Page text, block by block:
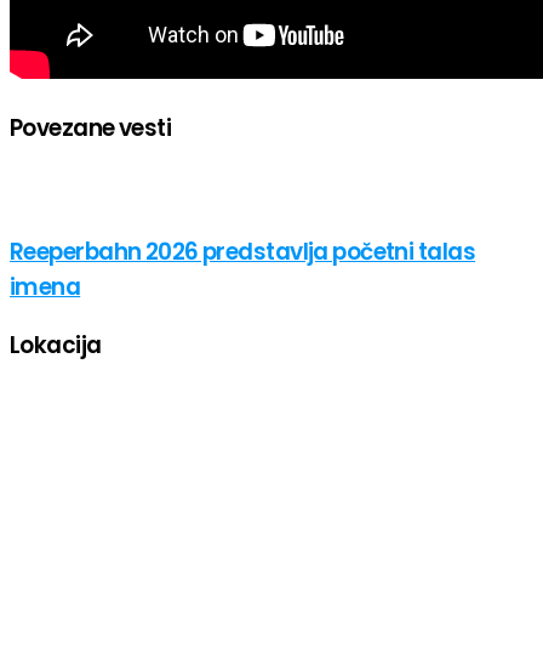
Povezane vesti
Reeperbahn 2026 predstavlja početni talas
imena
Lokacija